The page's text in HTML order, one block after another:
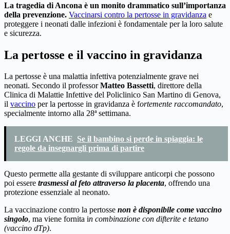
La tragedia di Ancona è un monito drammatico sull’importanza
della prevenzione. Vaccinarsi contro la pertosse in gravidanza e
proteggere i neonati dalle infezioni è fondamentale per la loro salute
e sicurezza.
La pertosse e il vaccino in gravidanza
La pertosse è una malattia infettiva potenzialmente grave nei
neonati. Secondo il professorMatteo Bassetti, direttore della
Clinica di Malattie Infettive del Policlinico San Martino di Genova,
il vaccino per la pertosse in gravidanza è fortemente raccomandato,
specialmente intorno alla 28ª settimana.
LEGGI ANCHE Se il bambino si perde in spiaggia: le
regole da insegnargli prima di partire
Questo permette alla gestante di sviluppare anticorpi che possono
poi essere trasmessi al feto attraverso la placenta, offrendo una
protezione essenziale al neonato.
La vaccinazione contro la pertosse non è disponibile come vaccino
singolo, ma viene fornita in combinazione con difterite e tetano
(vaccino dTp).